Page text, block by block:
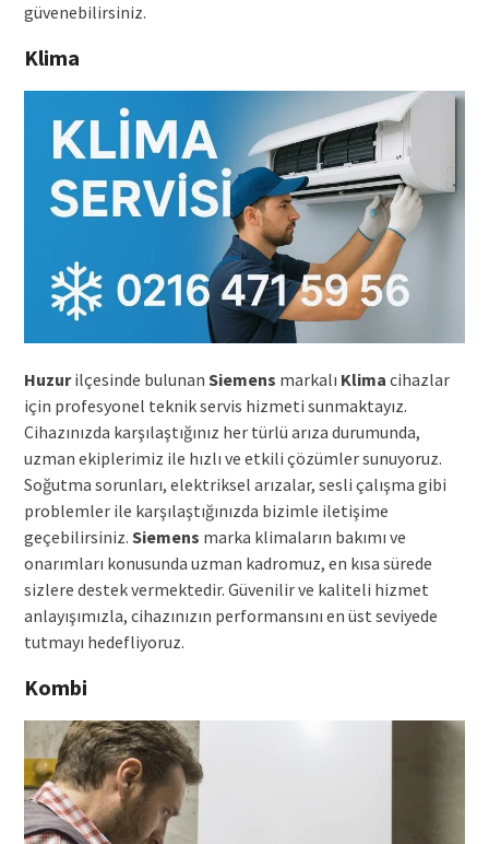
güvenebilirsiniz.
Klima
Huzurilçesinde bulunan Siemens markalı Klima cihazlar
için profesyonel teknik servis hizmeti sunmaktayız.
Cihazınızda karşılaştığınız her türlü arıza durumunda,
uzman ekiplerimiz ile hızlı ve etkili çözümler sunuyoruz.
Soğutma sorunları, elektriksel arızalar, sesli çalışma gibi
problemler ile karşılaştığınızda bizimle iletişime
geçebilirsiniz. Siemens marka klimaların bakımı ve
onarımları konusunda uzman kadromuz, en kısa sürede
sizlere destek vermektedir. Güvenilir ve kaliteli hizmet
anlayışımızla, cihazınızın performansını en üst seviyede
tutmayı hedefliyoruz.
Kombi